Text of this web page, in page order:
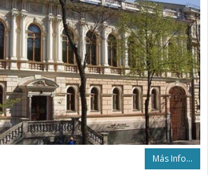
Más Info...